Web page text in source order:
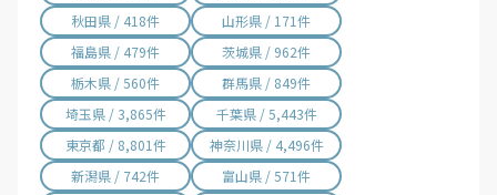
大島町 / 1件
利島村 / 1件
新島村 / 1件
神津島村 / 1件
三宅村 / 1件
御蔵島村 / 1件
八丈町 / 1件
青ヶ島村 / 1件
小笠原村 / 1件
秋田県 / 418件
山形県 / 171件
福島県 / 479件
茨城県 / 962件
栃木県 / 560件
群馬県 / 849件
埼玉県 / 3,865件
千葉県 / 5,443件
東京都 / 8,801件
神奈川県 / 4,496件
新潟県 / 742件
富山県 / 571件